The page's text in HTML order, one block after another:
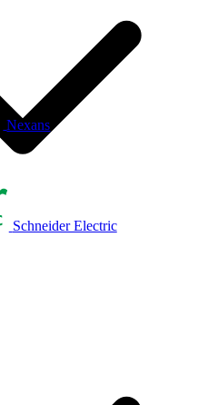
Nexans
Schneider Electric